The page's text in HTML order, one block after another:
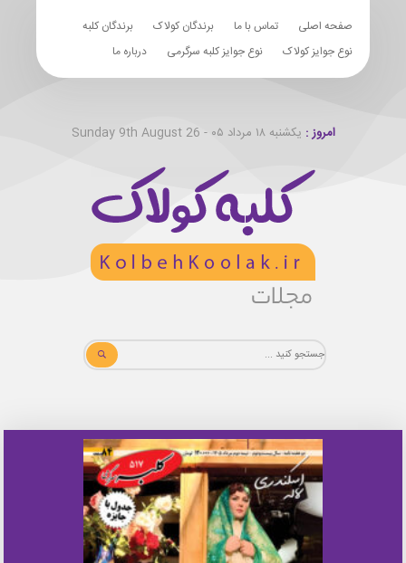
صفحه اصلی تماس با ما برندگان کولاک
برندگان کلبه
نوع جوایز کولاک
نوع جوایز کلبه سرگرمی درباره ما
امروز : یکشنبه ۱۸ مرداد ۰۵ - Sunday 9th August 26